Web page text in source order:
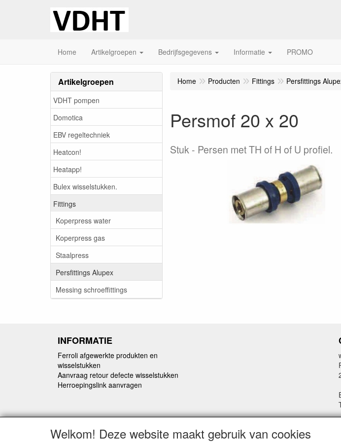
Home Artikelgroepen Bedrijfsgegevens Informatie PROMO
Artikelgroepen
VDHT pompen
Domotica
EBV regeltechniek
Heatcon!
Heatapp!
Bulex wisselstukken.
Fittings
Koperpress water
Koperpress gas
Staalpress
Persfittings Alupex
Messing schroeffittings
Home Producten Fittings Persfittings
Persmof 20 x 20
Stuk Persen met TH of H of U profiel.
INFORMATIE
Ferroli afgewerkte produkten en
wisselstukken
Aanvraag retour defecte wisselstukken
Herroepingslink aanvragen
Welkom! Deze website maakt gebruik van cookies